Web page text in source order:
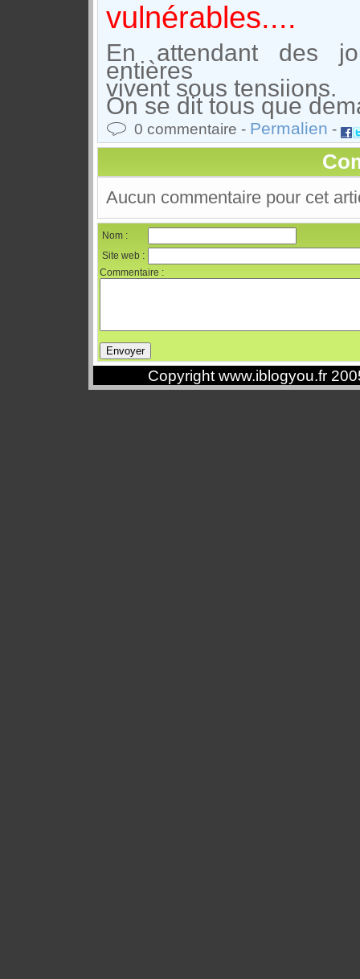
vulnérables....
En attendant des
entières
vivent sous tensiions.
On se dit tous que
0 commentaire - Permalien -
Aucun commentaire pour cet
Nom :
Site web :
Commentaire :
Copyright www.iblogyou.fr